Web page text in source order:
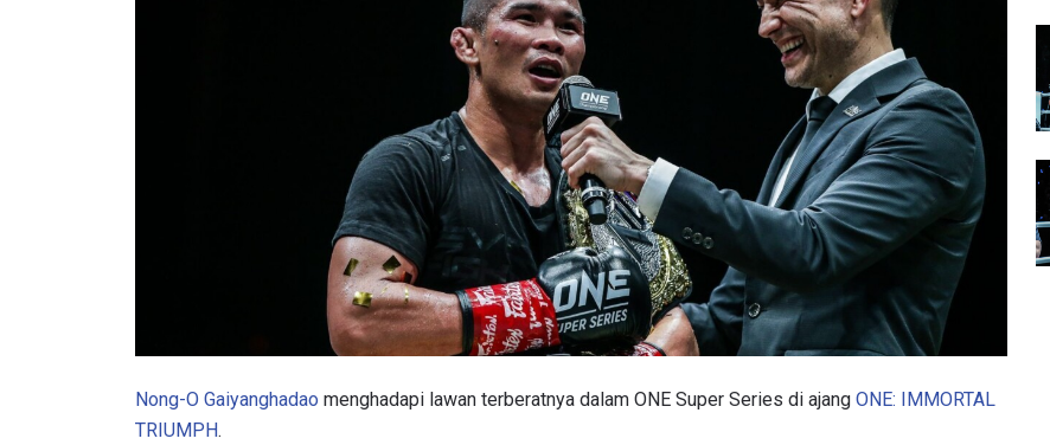
Nong-O Gaiyanghadao menghadapi lawan terberatnya dalam ONE Super Series di ajang ONE: IMMORTAL
TRIUMPH.